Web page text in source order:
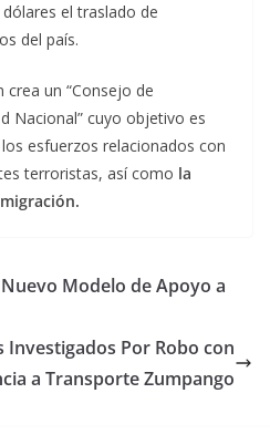
el traslado de
del país.
un “Consejo de
Nacional” cuyo objetivo es
esfuerzos relacionados con
terroristas, así como la
Modelo de Apoyo a
Investigados Por Robo con
a Transporte Zumpango